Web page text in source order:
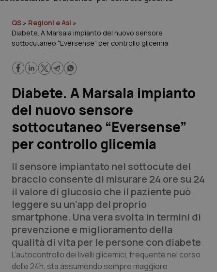
Governo e Parlamento
Regioni e Asl
Lavoro e Professioni
Scienza e Farmaci
Studi e Analisi
Lettere al direttore
Edizioni Regionali
QS Pro
Professionisti Sanitari.AI
Abruzzo
QS Pro Gold
QS » Regioni e Asl »
Diabete. A Marsala impianto del nuovo sensore
sottocutaneo “Eversense” per controllo glicemia
Diabete. A Marsala impianto
del nuovo sensore
sottocutaneo “Eversense”
per controllo glicemia
Il sensore impiantato nel sottocute del
braccio consente di misurare 24 ore su 24
il valore di glucosio che il paziente può
leggere su un’app del proprio
smartphone. Una vera svolta in termini di
prevenzione e miglioramento della
qualità di vita per le persone con diabete
L’autocontrollo dei livelli glicemici, frequente nel corso
delle 24h, sta assumendo sempre maggiore